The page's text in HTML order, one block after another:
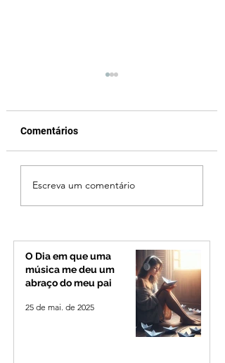
Reviravolta na política
mineira: Cleitinho
desiste de disputar o
permanecerá no
Senado
Comentários
Escreva um comentário
O Dia em que uma
música me deu um
abraço do meu pai
25 de mai. de 2025